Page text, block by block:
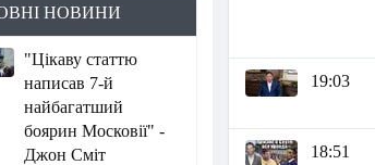
НОВИНИ
"Цікаву статтю
написав 7-й
найбагатший
боярин Московії" -
Джон Сміт
19:03
18:51